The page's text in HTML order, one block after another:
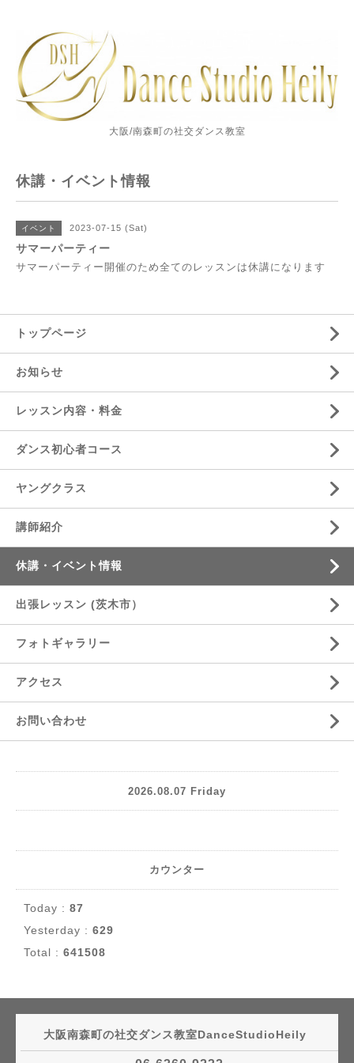
大阪/南森町の社交ダンス教室
休講・イベント情報
イベント 2023-07-15 (Sat)
サマーパーティー
サマーパーティー開催のため全てのレッスンは休講になります
トップページ
お知らせ
レッスン内容・料金
ダンス初心者コース
ヤングクラス
講師紹介
休講・イベント情報
出張レッスン (茨木市）
フォトギャラリー
アクセス
お問い合わせ
2026.08.07 Friday
カウンター
Today : 87
Yesterday : 629
Total : 641508
大阪南森町の社交ダンス教室DanceStudioHeily